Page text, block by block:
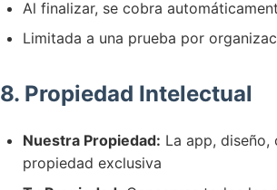
Al finalizar, se cobra
Limitada a una prueba por
8. Propiedad Intelectual
Nuestra Propiedad: La app,
propiedad exclusiva